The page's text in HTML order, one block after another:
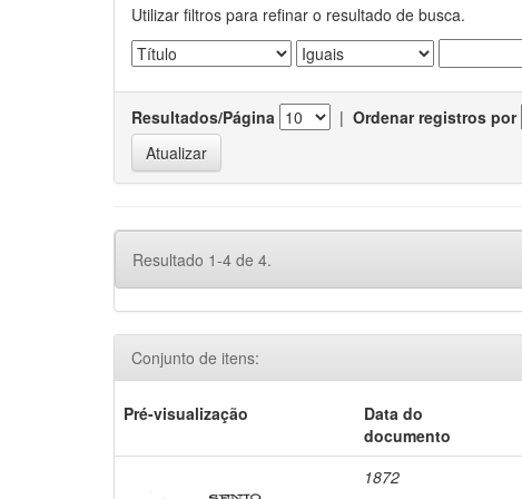
Utilizar filtros para refinar o resultado de busca.
Resultados/Página | Ordenar registros por
Resultado 1-4 de 4.
Conjunto de itens:
Pré-visualização
Data do
documento
1872